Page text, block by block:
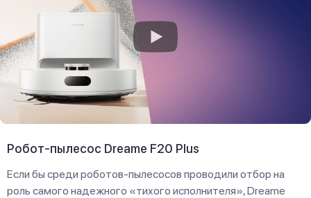
Робот-пылесос Dreame F20 Plus
Если бы среди роботов-пылесосов проводили отбор на
роль самого надежного «тихого исполнителя», Dreame